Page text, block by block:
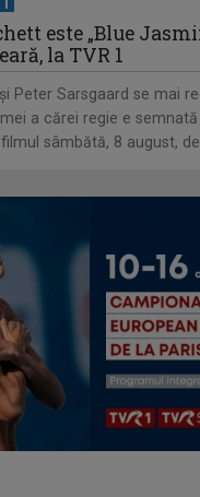
Constantin Popovici luptă
la ...
se impune la penalty-uri, în
o ...
este „Blue
la TVR 1
Peter Sarsgaard se mai
a cărei regie e semnată